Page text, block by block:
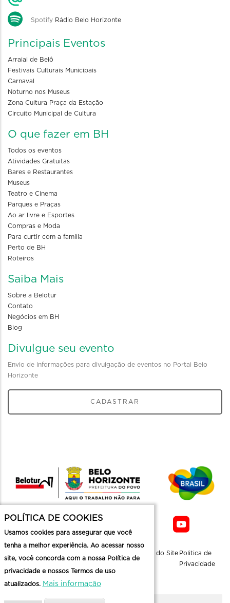
Spotify Rádio Belo Horizonte
Principais Eventos
Arraial de Belô
Festivais Culturais Municipais
Carnaval
Noturno nos Museus
Zona Cultura Praça da Estação
Circuito Municipal de Cultura
O que fazer em BH
Todos os eventos
Atividades Gratuitas
Bares e Restaurantes
Museus
Teatro e Cinema
Parques e Praças
Ao ar livre e Esportes
Compras e Moda
Para curtir com a familia
Perto de BH
Roteiros
Saiba Mais
Sobre a Belotur
Contato
Negócios em BH
Blog
Divulgue seu evento
Envio de informações para divulgação de eventos no Portal Belo
Horizonte
CADASTRAR
Mapa do Site Politica de
Privacidade
POLÍTICA DE COOKIES
Usamos cookies para assegurar que você
tenha a melhor experiência. Ao acessar nosso
site, você concorda com a nossa Política de
privacidade e nossos Termos de uso
atualizados. Mais informação